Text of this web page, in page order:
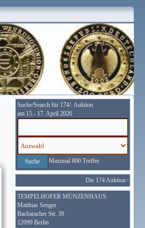
Suche/Search für 174/. Auktion
am 15.- 17. April 2026
Maximal 800 Treffer
Die 174 Auktion wird
TEMPELHOFER MÜNZENHAUS
Matthias Senger
Bacharacher Str. 39
12099 Berlin